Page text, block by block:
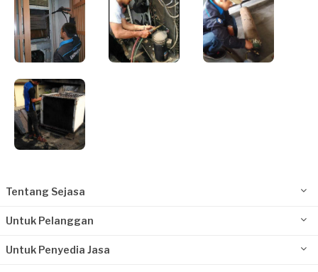
Tentang Sejasa
Untuk Pelanggan
Untuk Penyedia Jasa